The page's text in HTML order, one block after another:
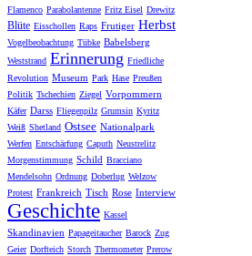
Flamenco Parabolantenne Fritz Eisel Drewitz
Blüte Eisschollen Raps Frutiger Herbst
Vogelbeobachtung Tübke Babelsberg
Weststrand Erinnerung Friedliche
Revolution Museum Park Hase Preußen
Politik Tschechien Ziegel Vorpommern
Käfer Darss Fliegenpilz Grumsin Kyritz
Weiß Shetland Ostsee Nationalpark
Werfen Entschärfung Caputh Neustrelitz
Morgenstimmung Schild Bracciano
Mendelsohn Ordnung Doberlug Welzow
Protest Frankreich Tisch Rose Interview
Geschichte Kassel
Skandinavien Papageitaucher Barock Zug
Geier Dorfteich Storch Thermometer Prerow